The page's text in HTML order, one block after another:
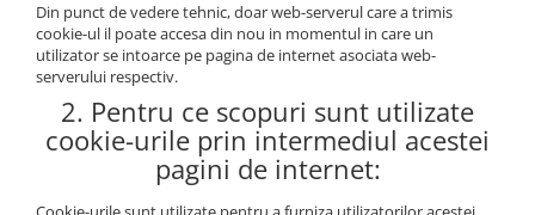
Din punct de vedere tehnic, doar web-serverul care a trimis
cookie-ul il poate accesa din nou in momentul in care un
utilizator se intoarce pe pagina de internet asociata web-
serverului respectiv.
2. Pentru ce scopuri sunt utilizate
cookie-urile prin intermediul acestei
pagini de internet: